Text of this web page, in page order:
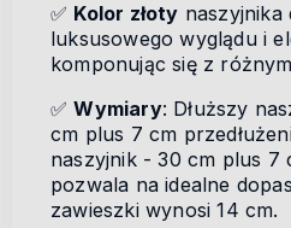
✅ Kolor złoty naszyjnika
luksusowego wyglądu i
komponując się z
✅Wymiary: Dłuższy
cm plus 7 cm
naszyjnik - 30 cm plus 7
pozwala na idealne
zawieszki wynosi 14 cm.